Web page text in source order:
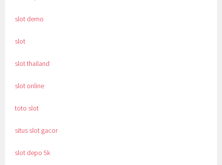
slot demo
slot
slot thailand
slot online
toto slot
situs slot gacor
slot depo 5k